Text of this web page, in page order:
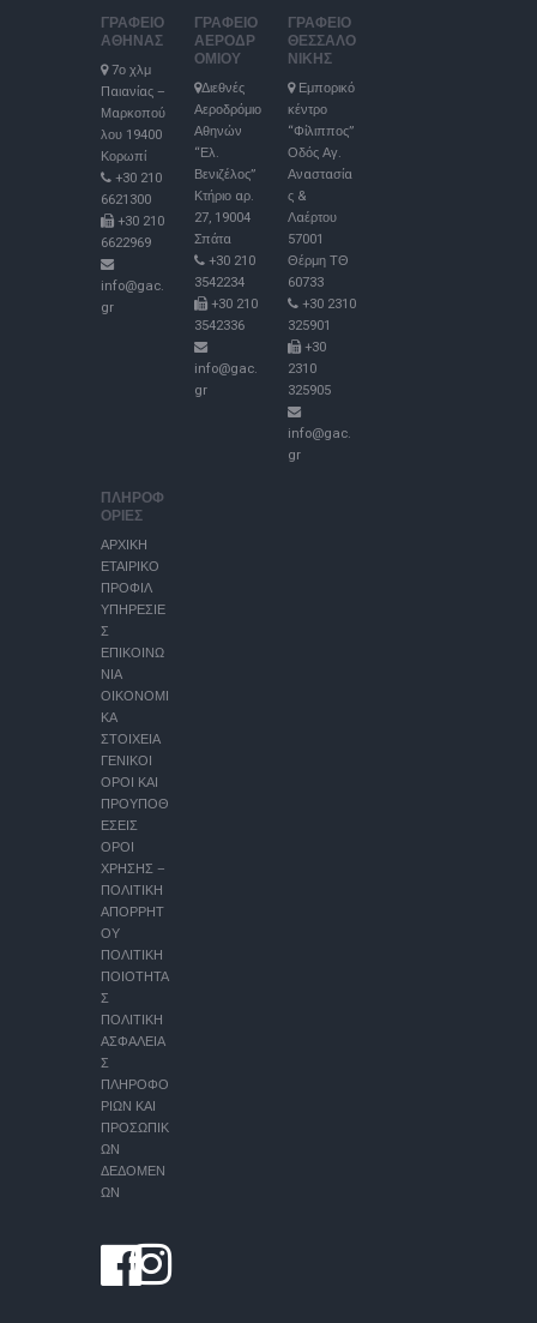
ΓΡΑΦΕΙΟ
ΑΘΗΝΑΣ
7ο χλμ
Παιανίας –
Μαρκοπού
λου 19400
Κορωπί
+30 210
6621300
+30 210
6622969
info@gac.
gr
ΓΡΑΦΕΙΟ
ΑΕΡΟΔΡ
ΟΜΙΟΥ
Διεθνές
Αεροδρόμιο
Αθηνών
“Ελ.
Βενιζέλος”
Κτήριο αρ.
27, 19004
Σπάτα
+30 210
3542234
+30 210
3542336
info@gac.
gr
ΓΡΑΦΕΙΟ
ΘΕΣΣΑΛΟ
ΝΙΚΗΣ
Εμπορικό
κέντρο
“Φίλιππος”
Οδός Αγ.
Αναστασία
ς &
Λαέρτου
57001
Θέρμη ΤΘ
60733
+30 2310
325901
+30
2310
325905
info@gac.
gr
ΠΛΗΡΟΦ
ΟΡΙΕΣ
ΑΡΧΙΚΗ
ΕΤΑΙΡΙΚΟ
ΠΡΟΦΙΛ
ΥΠΗΡΕΣΙΕ
Σ
ΕΠΙΚΟΙΝΩ
ΝΙΑ
ΟΙΚΟΝΟΜΙ
ΚΑ
ΣΤΟΙΧΕΙΑ
ΓΕΝΙΚΟΙ
ΟΡΟΙ ΚΑΙ
ΠΡΟΥΠΟΘ
ΕΣΕΙΣ
ΟΡΟΙ
ΧΡΗΣΗΣ –
ΠΟΛΙΤΙΚΗ
ΑΠΟΡΡΗΤ
ΟΥ
ΠΟΛΙΤΙΚΗ
ΠΟΙΟΤΗΤΑ
Σ
ΠΟΛΙΤΙΚΗ
ΑΣΦΑΛΕΙΑ
Σ
ΠΛΗΡΟΦΟ
ΡΙΩΝ ΚΑΙ
ΠΡΟΣΩΠΙΚ
ΩΝ
ΔΕΔΟΜΕΝ
ΩΝ